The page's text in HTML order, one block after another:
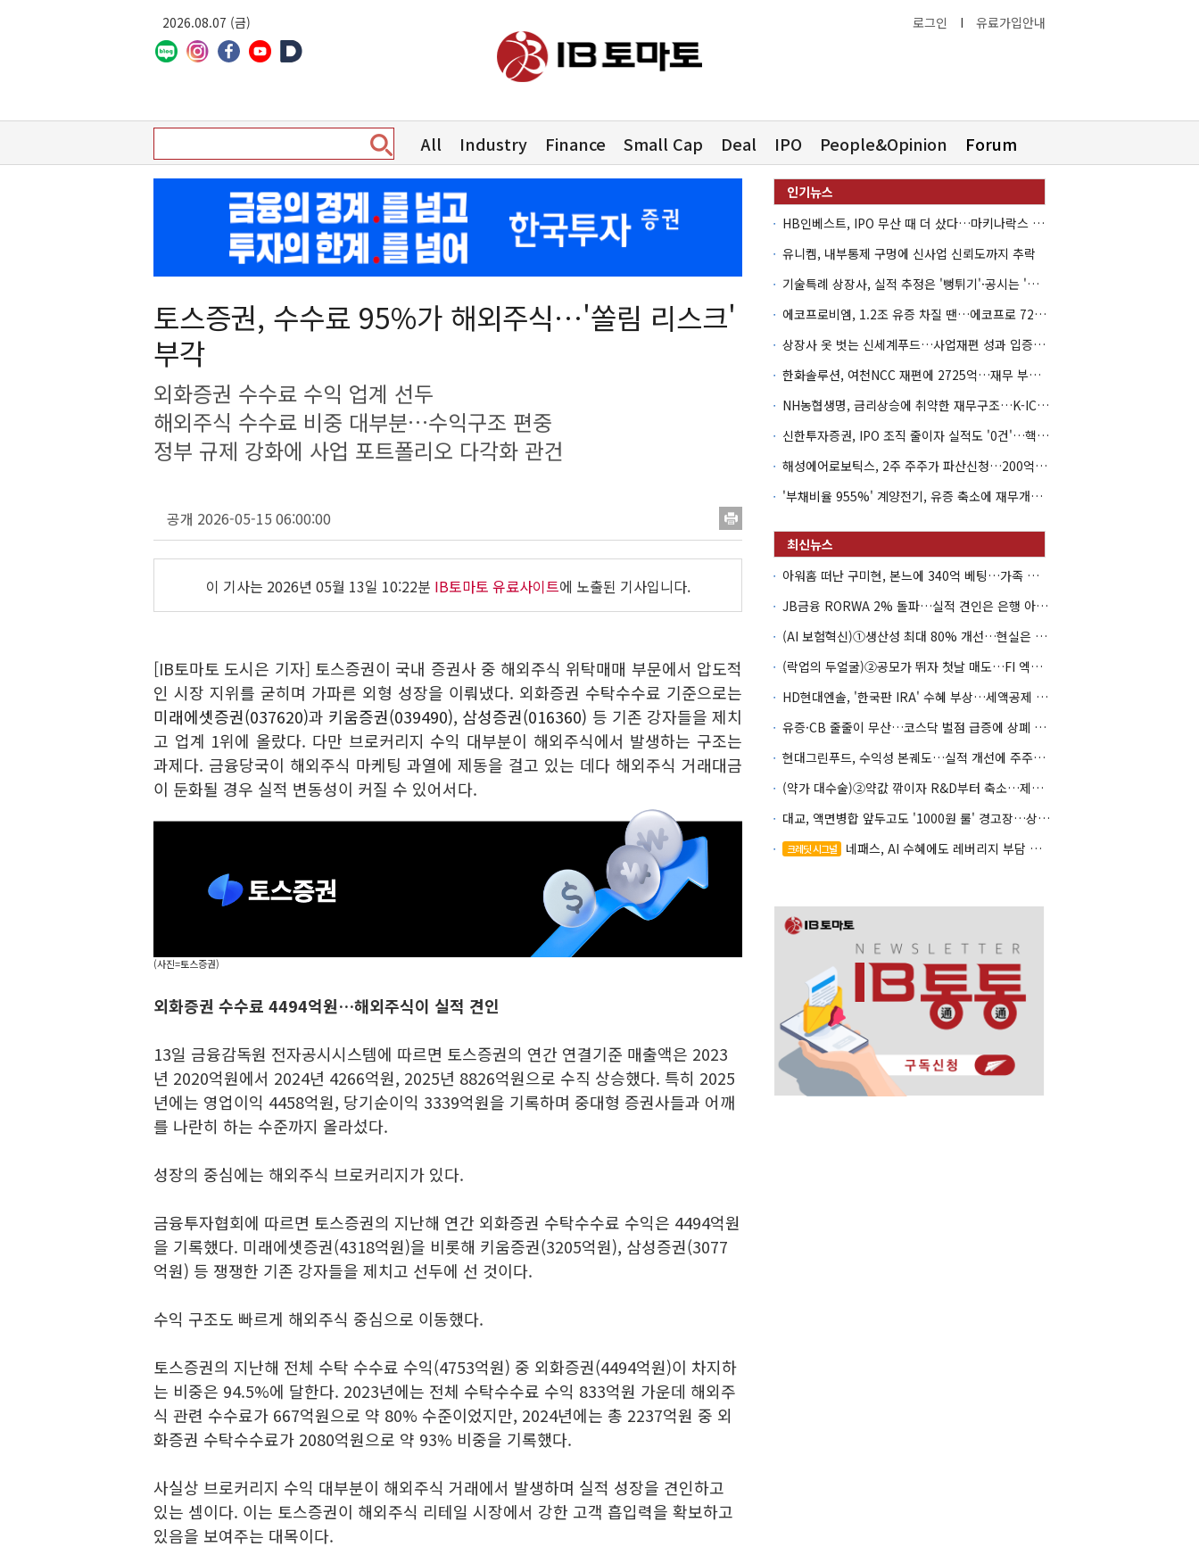
2026.08.07 (금) 로그인 I 유료가입안내
All Industry Finance Small Cap Deal IPO People&Opinion Forum
토스증권, 수수료 95%가 해외주식…'쏠림 리스크'
부각
외화증권 수수료 수익 업계 선두
해외주식 수수료 비중 대부분…수익구조 편중
정부 규제 강화에 사업 포트폴리오 다각화 관건
공개 2026-05-15 06:00:00
이 기사는 2026년 05월 13일 10:22분 IB토마토 유료사이트에 노출된 기사입니다.
[IB토마토 도시은 기자] 토스증권이 국내 증권사 중 해외주식 위탁매매 부문에서 압도적
인 시장 지위를 굳히며 가파른 외형 성장을 이뤄냈다. 외화증권 수탁수수료 기준으로는
미래에셋증권(037620)과 키움증권(039490), 삼성증권(016360) 등 기존 강자들을 제치
고 업계 1위에 올랐다. 다만 브로커리지 수익 대부분이 해외주식에서 발생하는 구조는
과제다. 금융당국이 해외주식 마케팅 과열에 제동을 걸고 있는 데다 해외주식 거래대금
이 둔화될 경우 실적 변동성이 커질 수 있어서다.
(사진=토스증권)
외화증권 수수료 4494억원…해외주식이 실적 견인
13일 금융감독원 전자공시시스템에 따르면 토스증권의 연간 연결기준 매출액은 2023
년 2020억원에서 2024년 4266억원, 2025년 8826억원으로 수직 상승했다. 특히 2025
년에는 영업이익 4458억원, 당기순이익 3339억원을 기록하며 중대형 증권사들과 어깨
를 나란히 하는 수준까지 올라섰다.
성장의 중심에는 해외주식 브로커리지가 있다.
금융투자협회에 따르면 토스증권의 지난해 연간 외화증권 수탁수수료 수익은 4494억원
을 기록했다. 미래에셋증권(4318억원)을 비롯해 키움증권(3205억원), 삼성증권(3077
억원) 등 쟁쟁한 기존 강자들을 제치고 선두에 선 것이다.
수익 구조도 빠르게 해외주식 중심으로 이동했다.
토스증권의 지난해 전체 수탁 수수료 수익(4753억원) 중 외화증권(4494억원)이 차지하
는 비중은 94.5%에 달한다. 2023년에는 전체 수탁수수료 수익 833억원 가운데 해외주
식 관련 수수료가 667억원으로 약 80% 수준이었지만, 2024년에는 총 2237억원 중 외
화증권 수탁수수료가 2080억원으로 약 93% 비중을 기록했다.
사실상 브로커리지 수익 대부분이 해외주식 거래에서 발생하며 실적 성장을 견인하고
있는 셈이다. 이는 토스증권이 해외주식 리테일 시장에서 강한 고객 흡입력을 확보하고
있음을 보여주는 대목이다.
HB인베스트, IPO 무산 때 더 샀다…마키나락스 투자 2.7배 회수
유니켐, 내부통제 구멍에 신사업 신뢰도까지 추락
기술특례 상장사, 실적 추정은 '뻥튀기'·공시는 '누락'
에코프로비엠, 1.2조 유증 차질 땐…에코프로 7270억 '독박'
상장사 옷 벗는 신세계푸드…사업재편 성과 입증할까
한화솔루션, 여천NCC 재편에 2725억…재무 부담 커지나
NH농협생명, 금리상승에 취약한 재무구조…K-ICS 변동성 '주의보'
신한투자증권, IPO 조직 줄이자 실적도 '0건'…핵심 인력까지 이탈
해성에어로보틱스, 2주 주주가 파산신청…200억 CB 분쟁 확산
'부채비율 955%' 계양전기, 유증 축소에 재무개선 효과 '뚝'
아워홈 떠난 구미현, 본느에 340억 베팅…가족 지배체제 구축
JB금융 RORWA 2% 돌파…실적 견인은 은행 아닌 캐피탈
(AI 보험혁신)①생산성 최대 80% 개선…현실은 '실행 격차'
(락업의 두얼굴)②공모가 뛰자 첫날 매도…FI 엑시트 전략 갈렸다
HD현대엔솔, '한국판 IRA' 수혜 부상…세액공제 선택이 변수
유증·CB 줄줄이 무산…코스닥 벌점 급증에 상폐 압박
현대그린푸드, 수익성 본궤도…실적 개선에 주주환원까지
(약가 대수술)②약값 깎이자 R&D부터 축소…제약업계 비상경영 돌입
대교, 액면병합 앞두고도 '1000원 룰' 경고장…상장유지 시험대
크레딧 시그널 네패스, AI 수혜에도 레버리지 부담 여전